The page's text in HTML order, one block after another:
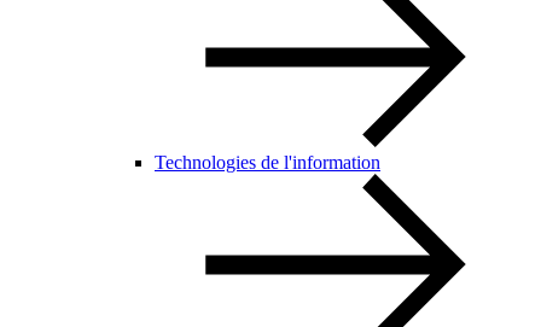
Technologies de l'information